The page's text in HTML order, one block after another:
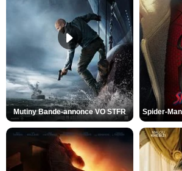
Mutiny Bande-annonce VO STFR